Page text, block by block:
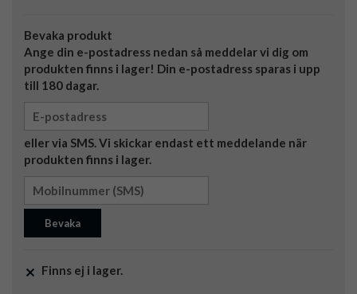
Bevaka produkt
Ange din e-postadress nedan så meddelar vi dig om
produkten finns i lager! Din e-postadress sparas i upp
till 180 dagar.
eller via SMS. Vi skickar endast ett meddelande när
produkten finns i lager.
Bevaka
Finns ej i lager.